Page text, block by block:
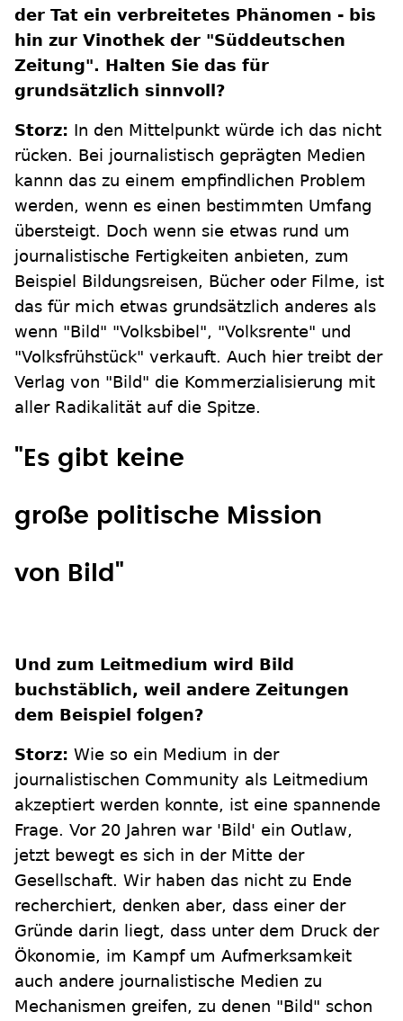
der Tat ein verbreitetes Phänomen - bis
hin zur Vinothek der "Süddeutschen
Zeitung". Halten Sie das für
grundsätzlich sinnvoll?
Storz: In den Mittelpunkt würde ich das nicht
rücken. Bei journalistisch geprägten Medien
kannn das zu einem empfindlichen Problem
werden, wenn es einen bestimmten Umfang
übersteigt. Doch wenn sie etwas rund um
journalistische Fertigkeiten anbieten, zum
Beispiel Bildungsreisen, Bücher oder Filme, ist
das für mich etwas grundsätzlich anderes als
wenn "Bild" "Volksbibel", "Volksrente" und
"Volksfrühstück" verkauft. Auch hier treibt der
Verlag von "Bild" die Kommerzialisierung mit
aller Radikalität auf die Spitze.
"Es gibt keine
große politische Mission
von Bild"
Und zum Leitmedium wird Bild
buchstäblich, weil andere Zeitungen
dem Beispiel folgen?
Storz: Wie so ein Medium in der
journalistischen Community als Leitmedium
akzeptiert werden konnte, ist eine spannende
Frage. Vor 20 Jahren war 'Bild' ein Outlaw,
jetzt bewegt es sich in der Mitte der
Gesellschaft. Wir haben das nicht zu Ende
recherchiert, denken aber, dass einer der
Gründe darin liegt, dass unter dem Druck der
Ökonomie, im Kampf um Aufmerksamkeit
auch andere journalistische Medien zu
Mechanismen greifen, zu denen "Bild" schon